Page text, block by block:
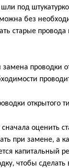
под
без
старые
замена проводки
оценить
при замене, а
капитальный
чтобы